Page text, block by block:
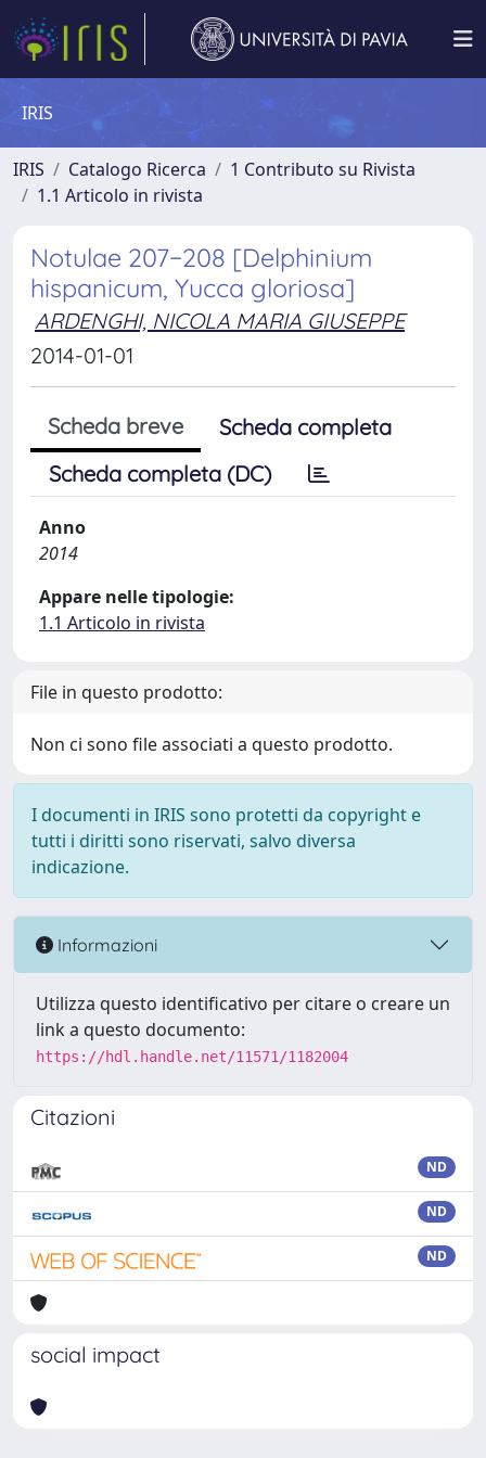
IRIS
IRIS Catalogo Ricerca
1 Contributo su Rivista
1.1 Articolo in rivista
Notulae 207−208 [Delphinium
hispanicum, Yucca gloriosa]
ARDENGHI, NICOLA MARIA GIUSEPPE
2014-01-01
Scheda breve
Scheda completa
Scheda completa (DC)
Anno
2014
Appare nelle tipologie:
1.1 Articolo in rivista
File in questo prodotto:
Non ci sono file associati a questo prodotto.
I documenti in IRIS sono protetti da copyright e
tutti i diritti sono riservati, salvo diversa
indicazione.
Informazioni
Utilizza questo identificativo per citare o creare un
link a questo documento:
https://hdl.handle.net/11571/1182004
Citazioni
ND
ND
ND
social impact